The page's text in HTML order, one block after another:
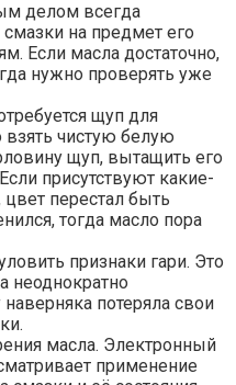
делом всегда
на предмет его
Если масла достаточно,
нужно проверять уже
щуп для
чистую белую
щуп, вытащить его
присутствуют какие-
перестал быть
тогда масло пора
признаки гари. Это
неоднократно
потеряла свои
масла. Электронный
применение